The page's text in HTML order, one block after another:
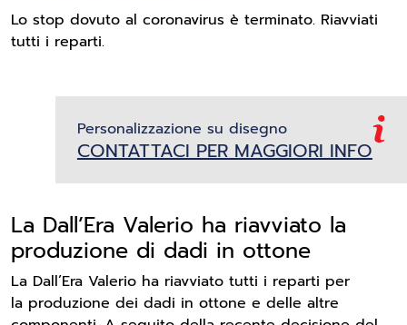
Lo stop dovuto al coronavirus è terminato. Riavviati
tutti i reparti.
Personalizzazione su disegno
CONTATTACI PER MAGGIORI INFO
La Dall’Era Valerio ha riavviato la
produzione di dadi in ottone
La Dall’Era Valerio ha riavviato tutti i reparti per
la produzione dei dadi in ottone e delle altre